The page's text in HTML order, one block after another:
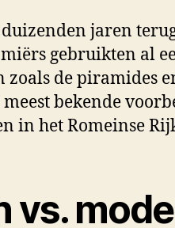
jaren
gebruikten al
zoals de piramides
bekende
in het Romeinse
vs.